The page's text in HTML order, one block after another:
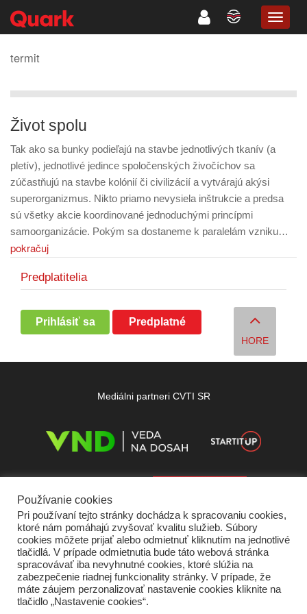
termit
Život spolu
Tak ako sa bunky podieľajú na stavbe jednotlivých tkanív (a
pletív), jednotlivé jedince spoločenských živočíchov sa
zúčastňujú na stavbe kolónií či civilizácií a vytvárajú akýsi
superorganizmus. Nikto priamo nevysiela inštrukcie a predsa
sú všetky akcie koordinované jednoduchými princípmi
samoorganizácie. Pokým sa dostaneme k paralelám vzniku…
pokračuj
Predplatitelia
Prihlásiť sa Predplatné
HORE
Mediálni partneri CVTI SR
Domov O nás Kontakt Vydavateľ
Používanie cookies
Pri používaní tejto stránky dochádza k spracovaniu cookies,
ktoré nám pomáhajú zvyšovať kvalitu služieb. Súbory
cookies môžete prijať alebo odmietnuť kliknutím na jednotlivé
tlačidlá. V prípade odmietnutia bude táto webová stránka
spracovávať iba nevyhnutné cookies, ktoré slúžia na
zabezpečenie riadnej funkcionality stránky. V prípade, že
máte záujem perzonalizovať nastavenie cookies kliknite na
tlačidlo „Nastavenie cookies“.